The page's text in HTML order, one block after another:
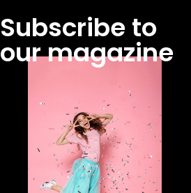
Subscribe to
our magazine